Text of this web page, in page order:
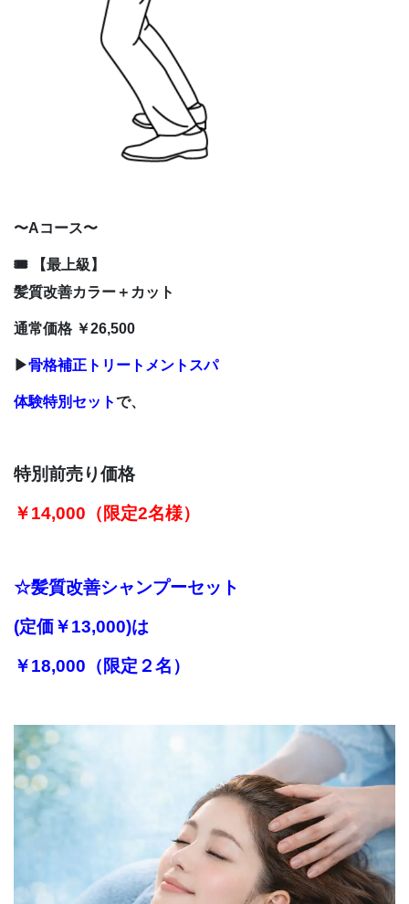
〜Aコース〜
🎟 【最上級】
髪質改善カラー＋カット
通常価格 ￥26,500
▶骨格補正トリートメントスパ
体験特別セットで、
特別前売り価格
￥14,000（限定2名様）
☆髪質改善シャンプーセット
(定価￥13,000)は
￥18,000（限定２名）